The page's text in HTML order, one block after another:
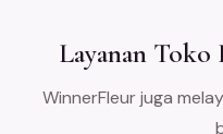
Layanan
WinnerFleur juga